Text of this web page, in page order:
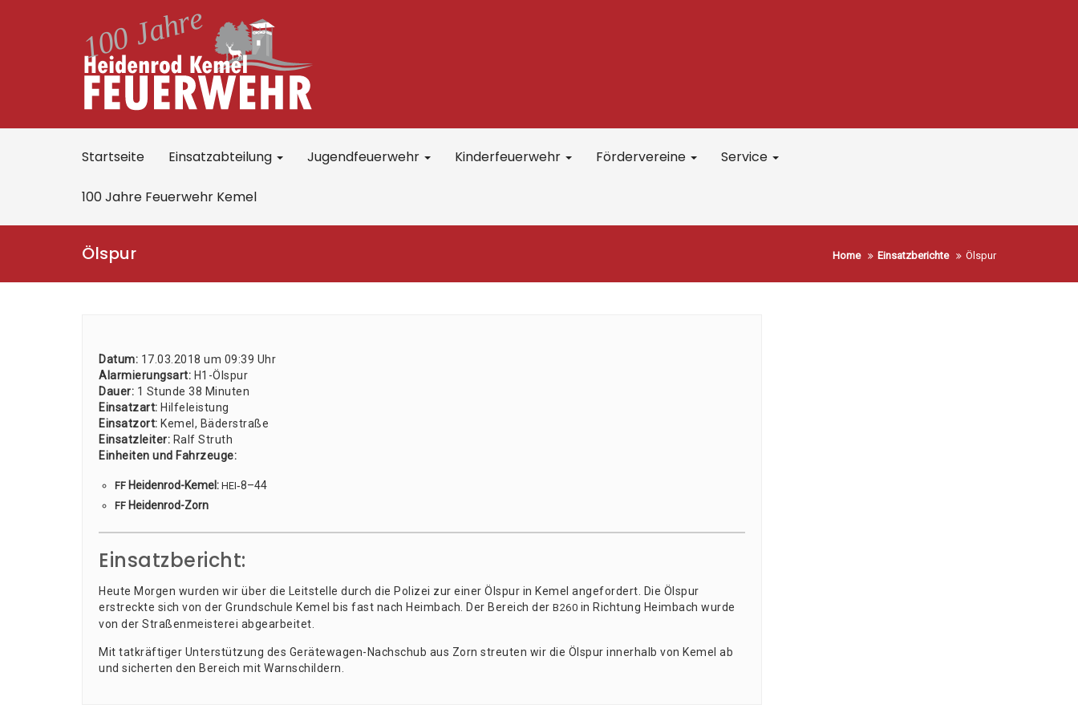
Startseite Einsatzabteilung Jugendfeuerwehr Kinderfeuerwehr Fördervereine Service
100 Jahre Feuerwehr Kemel
Ölspur Home Einsatzberichte Ölspur
Datum: 17.03.2018 um 09:39 Uhr
Alar­mie­rungs­art: H1-Ölspur
Dau­er: 1 Stun­de 38 Minu­ten
Ein­satz­art: Hil­fe­leis­tung
Ein­satz­ort: Kemel, Bäder­stra­ße
Ein­satz­lei­ter: Ralf Struth
Ein­hei­ten und Fahr­zeu­ge:
FF Hei­den­rod-Kemel: HEI‑8–44
FF Hei­den­rod-Zorn
Einsatzbericht:
Heu­te Mor­gen wur­den wir über die Leit­stel­le durch die Poli­zei zur einer Ölspur in Kemel ange­for­dert. Die Ölspur
erstreck­te sich von der Grund­schu­le Kemel bis fast nach Heim­bach. Der Bereich der B260 in Rich­tung Heim­bach wur­de
von der Stra­ßen­meis­te­rei abgearbeitet.
Mit tat­kräf­ti­ger Unter­stüt­zung des Gerä­te­wa­gen-Nach­schub aus Zorn streu­ten wir die Ölspur inner­halb von Kemel ab
und sicher­ten den Bereich mit Warnschildern.